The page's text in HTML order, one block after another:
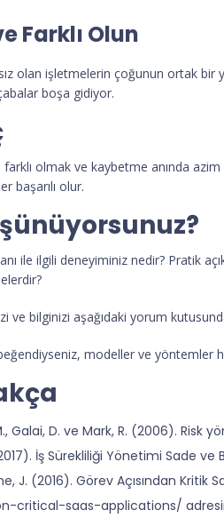
Farklı Olun
olan işletmelerin çoğunun ortak
boşa gidiyor.
olmak ve kaybetme anında
başarılı olur.
ile ilgili deneyiminiz nedir? Pratik
ve bilginizi aşağıdaki yorum
modeller ve yöntemler
Galai, D. ve Mark, R. (2006). Risk
İş Sürekliliği Yönetimi Sade ve
J. (2016). Görev Açısından
critical-saas-applications/